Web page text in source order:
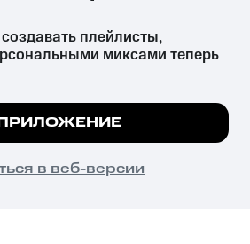
их аналогов причиняет вред здоровью,
и влечёт установленную
чтобы на сайте все
ПОНЯТНО
плейлисты,
миксами теперь
в веб-версии